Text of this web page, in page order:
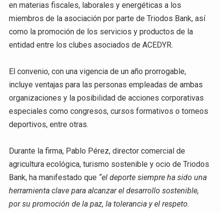
en materias fiscales, laborales y energéticas a los
miembros de la asociación por parte de Triodos Bank, así
como la promoción de los servicios y productos de la
entidad entre los clubes asociados de ACEDYR.
El convenio, con una vigencia de un año prorrogable,
incluye ventajas para las personas empleadas de ambas
organizaciones y la posibilidad de acciones corporativas
especiales como congresos, cursos formativos o torneos
deportivos, entre otras.
Durante la firma, Pablo Pérez, director comercial de
agricultura ecológica, turismo sostenible y ocio de Triodos
Bank, ha manifestado que “el deporte siempre ha sido una
herramienta clave para alcanzar el desarrollo sostenible,
por su promoción de la paz, la tolerancia y el respeto.